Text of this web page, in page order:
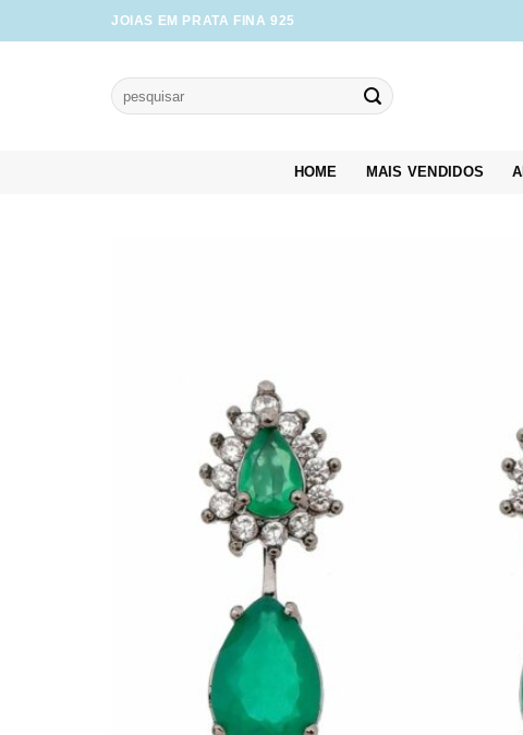
to
JOIAS EM PRATA FINA 925
Pesquisar
por:
HOME MAIS VENDIDOS